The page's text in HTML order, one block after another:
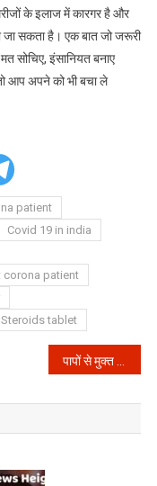
के इलाज में कारगर है और
सकता है। एक बात जो जरूरी
सोचिए, इंसानियत बनाए
आप अपने को भी बचा ले
patient
Covid 19 in india
corona patient
Steroids tablet